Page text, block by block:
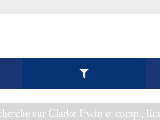
sur Clarke Irwin et comp.,